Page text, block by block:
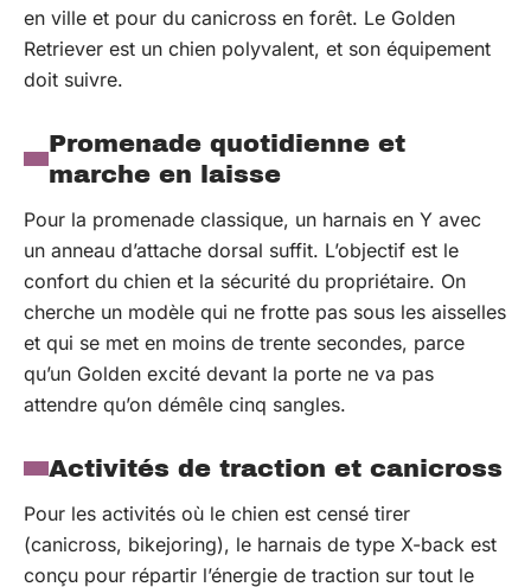
en ville et pour du canicross en forêt. Le Golden
Retriever est un chien polyvalent, et son équipement
doit suivre.
Promenade quotidienne et
marche en laisse
Pour la promenade classique, un harnais en Y avec
un anneau d’attache dorsal suffit. L’objectif est le
confort du chien et la sécurité du propriétaire. On
cherche un modèle qui ne frotte pas sous les aisselles
et qui se met en moins de trente secondes, parce
qu’un Golden excité devant la porte ne va pas
attendre qu’on démêle cinq sangles.
Activités de traction et canicross
Pour les activités où le chien est censé tirer
(canicross, bikejoring), le harnais de type X-back est
conçu pour répartir l’énergie de traction sur tout le